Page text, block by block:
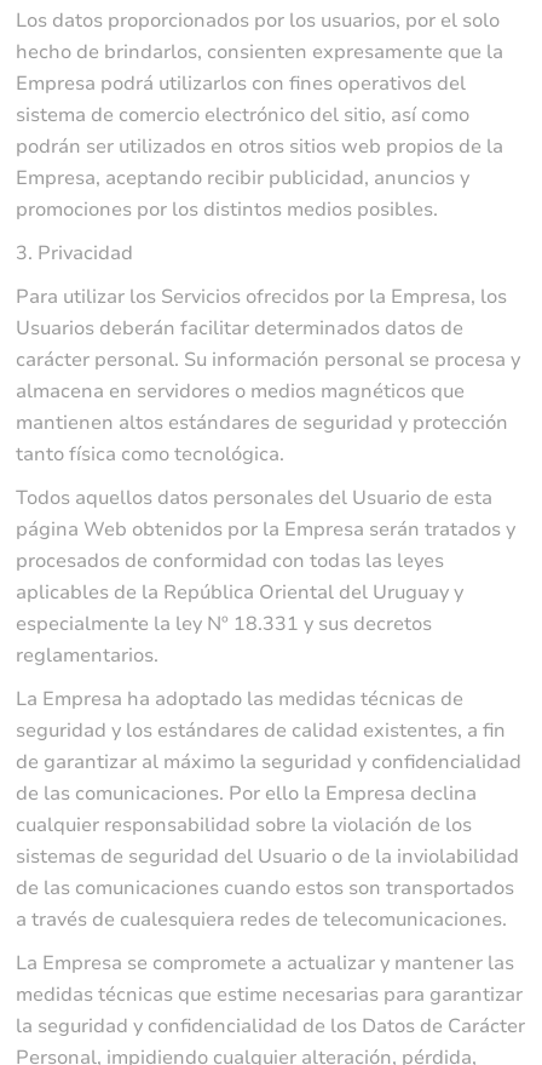
Los datos proporcionados por los usuarios, por el solo
hecho de brindarlos, consienten expresamente que la
Empresa podrá utilizarlos con fines operativos del
sistema de comercio electrónico del sitio, así como
podrán ser utilizados en otros sitios web propios de la
Empresa, aceptando recibir publicidad, anuncios y
promociones por los distintos medios posibles.
3. Privacidad
Para utilizar los Servicios ofrecidos por la Empresa, los
Usuarios deberán facilitar determinados datos de
carácter personal. Su información personal se procesa y
almacena en servidores o medios magnéticos que
mantienen altos estándares de seguridad y protección
tanto física como tecnológica.
Todos aquellos datos personales del Usuario de esta
página Web obtenidos por la Empresa serán tratados y
procesados de conformidad con todas las leyes
aplicables de la República Oriental del Uruguay y
especialmente la ley Nº 18.331 y sus decretos
reglamentarios.
La Empresa ha adoptado las medidas técnicas de
seguridad y los estándares de calidad existentes, a fin
de garantizar al máximo la seguridad y confidencialidad
de las comunicaciones. Por ello la Empresa declina
cualquier responsabilidad sobre la violación de los
sistemas de seguridad del Usuario o de la inviolabilidad
de las comunicaciones cuando estos son transportados
a través de cualesquiera redes de telecomunicaciones.
La Empresa se compromete a actualizar y mantener las
medidas técnicas que estime necesarias para garantizar
la seguridad y confidencialidad de los Datos de Carácter
Personal, impidiendo cualquier alteración, pérdida,